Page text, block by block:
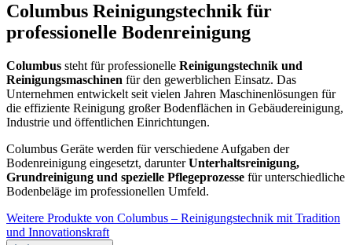
Columbus Reinigungstechnik für
professionelle Bodenreinigung
Columbus steht für professionelle Reinigungstechnik und
Reinigungsmaschinen für den gewerblichen Einsatz. Das
Unternehmen entwickelt seit vielen Jahren Maschinenlösungen für
die effiziente Reinigung großer Bodenflächen in Gebäudereinigung,
Industrie und öffentlichen Einrichtungen.
Columbus Geräte werden für verschiedene Aufgaben der
Bodenreinigung eingesetzt, darunterUnterhaltsreinigung,
Grundreinigung und spezielle Pflegeprozesse für unterschiedliche
Bodenbeläge im professionellen Umfeld.
Weitere Produkte von Columbus – Reinigungstechnik mit Tradition
und Innovationskraft